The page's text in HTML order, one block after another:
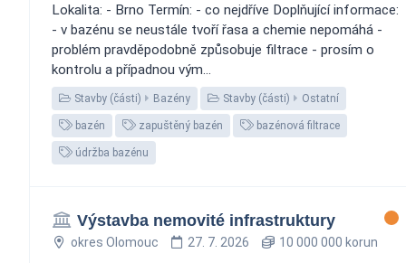
Lokalita: - Brno Termín: - co nejdříve Doplňující informace:
- v bazénu se neustále tvoří řasa a chemie nepomáhá -
problém pravděpodobně způsobuje filtrace - prosím o
kontrolu a případnou vým...
Stavby (části) Bazény Stavby (části) Ostatní
bazén zapuštěný bazén bazénová filtrace
údržba bazénu
Výstavba nemovité infrastruktury
okres Olomouc 27. 7. 2026 10 000 000 korun